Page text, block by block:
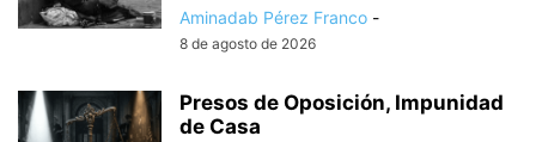
Aminadab Pérez Franco -
8 de agosto de 2026
Presos de Oposición, Impunidad
de Casa